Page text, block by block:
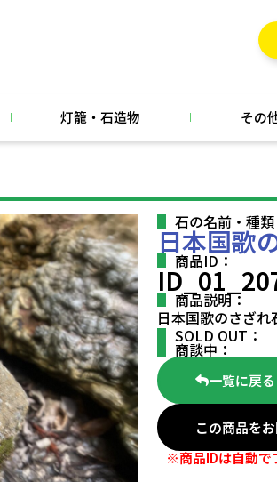
灯籠・石造物 その
石の名前・種類
日本国歌
商品ID：
商品説明：
日本国歌のさざれ
SOLD OUT：
商談中：
一覧に戻る
この商品を
※商品IDは自動で